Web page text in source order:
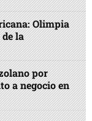
Olimpia
la
por
a negocio en